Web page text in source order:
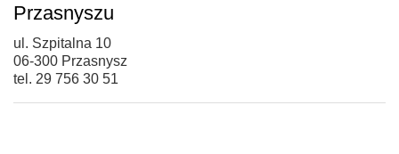
Przasnyszu
ul. Szpitalna 10
06-300 Przasnysz
tel. 29 756 30 51